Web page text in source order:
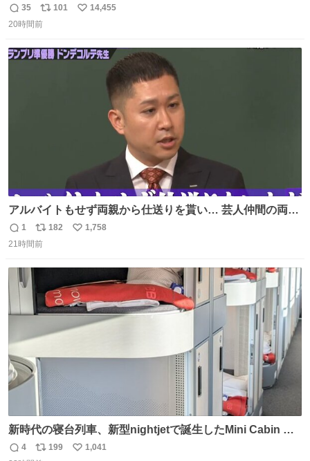
ました
返
信
35
リ
ポ
ト
101
い
数
14,455
20時間前
アルバイトもせず両親から仕送りを貰い… 芸人仲間の両親
のスネまでかじる!? ドンデコルテ銀次⚡️ 無料見逃し配信は
こちらから ▶︎abema.go.link/gBLVb ◤しくじり先生
@akmllube0617
返
信
1
リ
ポ
数
182
い
1,758
21時間前
新時代の寝台列車、新型nightjetで誕生したMini Cabin ま
さに走るカプセルホテルといった感じで、一人旅で利用す
返
4
リ
199
い
1,041